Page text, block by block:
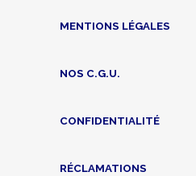
MENTIONS LÉGALES
NOS C.G.U.
CONFIDENTIALITÉ
RÉCLAMATIONS